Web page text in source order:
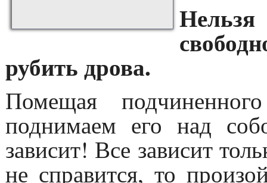
рубить дрова.
Помещая
поднимаем его над
зависит! Все зависит
не справится, то